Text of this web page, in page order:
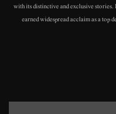
with its distinctive and exclusive
earned widespread acclaim as a top